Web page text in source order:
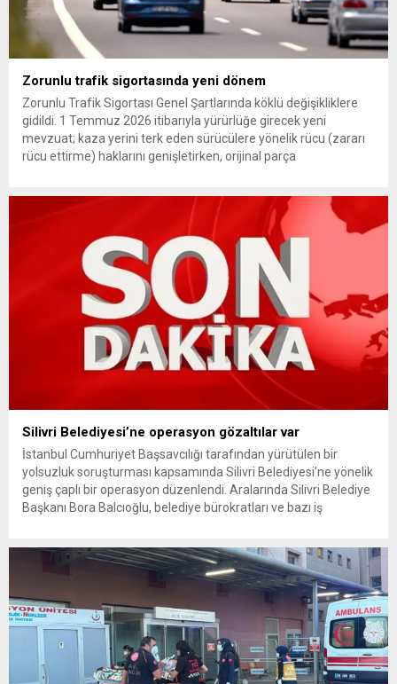
Zorunlu trafik sigortasında yeni dönem
Zorunlu Trafik Sigortası Genel Şartlarında köklü değişikliklere
gidildi. 1 Temmuz 2026 itibarıyla yürürlüğe girecek yeni
mevzuat; kaza yerini terk eden sürücülere yönelik rücu (zararı
rücu ettirme) haklarını genişletirken, orijinal parça
getiriyor. Hazine Müsteşarlığına bağlı ilgili kurumlarca...
Silivri Belediyesi’ne operasyon gözaltılar var
İstanbul Cumhuriyet Başsavcılığı tarafından yürütülen bir
yolsuzluk soruşturması kapsamında Silivri Belediyesi’ne yönelik
geniş çaplı bir operasyon düzenlendi. Aralarında Silivri Belediye
Başkanı Bora Balcıoğlu, belediye bürokratları ve bazı iş
inceleme ve arama çalışmaları devam ediyor. İstanbul’da...